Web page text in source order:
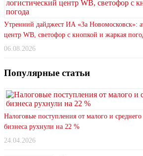
Утренний дайджест ИА «За Новомосковск»:
центр WB, светофор с кнопкой и жаркая
06.08.2026
Популярные статьи
Налоговые поступления от малого и среднего
бизнеса рухнули на 22 %
24.04.2026